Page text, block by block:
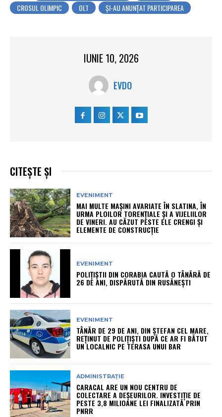
CROSUL OLIMPIC OLT ŞI-AU ANUNŢAT PARTICIPAREA
IUNIE 10, 2026
EVDO
CITEȘTE ȘI
EVENIMENT
MAI MULTE MAȘINI AVARIATE ÎN SLATINA, ÎN
URMA PLOILOR TORENȚIALE ȘI A VIJELIILOR
DE VINERI. AU CĂZUT PESTE ELE CRENGI ȘI
ELEMENTE DE CONSTRUCȚIE
EVENIMENT
POLIȚIȘTII DIN CORABIA CAUTĂ O TÂNĂRĂ DE
26 DE ANI, DISPĂRUTĂ DIN RUSĂNEȘTI
EVENIMENT
TÂNĂR DE 29 DE ANI, DIN ȘTEFAN CEL MARE,
REȚINUT DE POLIȚIȘTI DUPĂ CE AR FI BĂTUT
UN LOCALNIC PE TERASA UNUI BAR
ADMINISTRAȚIE
CARACAL ARE UN NOU CENTRU DE
COLECTARE A DEȘEURILOR. INVESTIȚIE DE
PESTE 3,8 MILIOANE LEI FINALIZATĂ PRIN
PNRR